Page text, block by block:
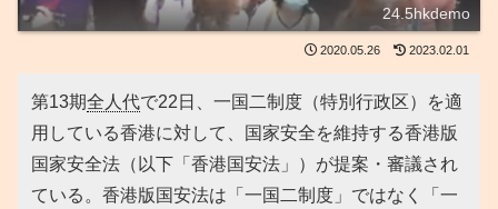
24.5hkdemo
2020.05.26 2023.02.01
第13期全人代で22日、一国二制度（特別行政区）を適
用している香港に対して、国家安全を維持する香港版
国家安全法（以下「香港国安法」）が提案・審議され
ている。香港版国安法は「一国二制度」ではなく「一